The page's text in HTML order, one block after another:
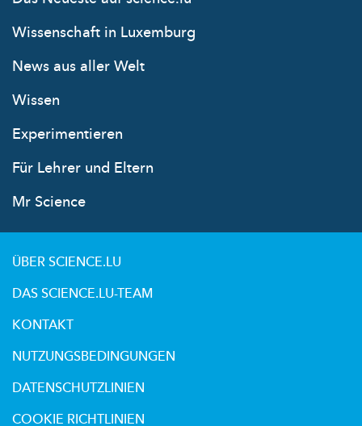
Wissenschaft in Luxemburg
News aus aller Welt
Wissen
Experimentieren
Für Lehrer und Eltern
Mr Science
ÜBER SCIENCE.LU
DAS SCIENCE.LU-TEAM
KONTAKT
NUTZUNGSBEDINGUNGEN
DATENSCHUTZLINIEN
COOKIE RICHTLINIEN